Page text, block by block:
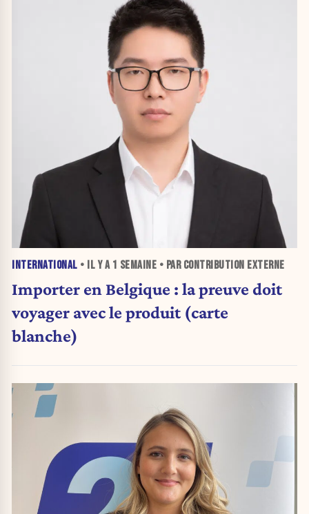
INTERNATIONAL • IL Y A 1 SEMAINE • PAR CONTRIBUTION EXTERNE
Importer en Belgique : la preuve doit
voyager avec le produit (carte
blanche)